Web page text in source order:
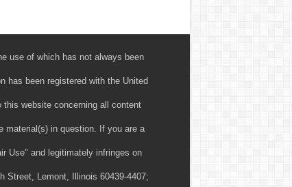
use of which has not always been
has been registered with the United
website concerning all content
material(s) in question. If you are a
Use" and legitimately infringes on
Street, Lemont, Illinois 60439-4407;